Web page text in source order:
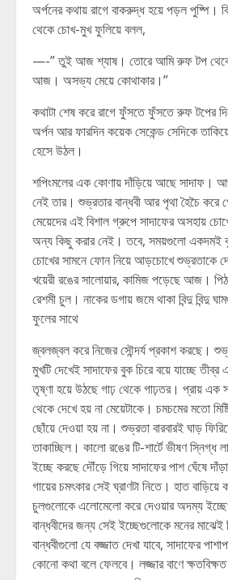
অর্পনের কথায় রাগে বাকরুদ্ধ হয়ে পড়ল পুষ্পি।
থেকে চোখ-মুখ ফুলিয়ে বলল,
—-” তুই আজ শ্যাষ। তোরে আমি রুফ টপ থেকে
আজ। অসভ্য মেয়ে কোথাকার।”
কথাটা শেষ করে রাগে ফুঁসতে ফুঁসতে রুফ টপের
অর্পন আর ফারদিন কয়েক সেকেন্ড সেদিকে
হেসে উঠল।
শপিংমলের এক কোণায় দাঁড়িয়ে আছে
নেই তার। শুভ্রতার বান্ধবী আর পৃথা হৈচৈ করে
মেয়েদের এই বিশাল গ্রুপে সাদাফের অসহায়
অন্য কিছু করার নেই। তবে, সময়গুলো একদমই
চোখের সামনে ফোন নিয়ে আড়চোখে শুভ্রতাকে
খয়েরী রঙের সালোয়ার, কামিজ পড়েছে আজ।
রেশমী চুল। নাকের ডগায় জমে থাকা বিন্দু বিন্দু
ফুলের সাথে
জ্বলজ্বল করে নিজের সৌন্দর্য প্রকাশ করছে।
মুখটি দেখেই সাদাফের বুক চিরে বয়ে যাচ্ছে
তৃষ্ণা হয়ে উঠছে গাঢ় থেকে গাঢ়তর। প্রায় এক
থেকে দেখে হয় না মেয়েটাকে। চমচমের মতো
ছোঁয়ে দেওয়া হয় না। শুভ্রতা বারবারই ঘাড়
তাকাচ্ছিল। কালো রঙের টি-শার্টে ভীষণ স্নিগ্ধ
ইচ্ছে করছে দৌঁড়ে গিয়ে সাদাফের পাশ ঘেঁষে
গায়ের চমৎকার সেই ঘ্রাণটা নিতে। হাত বাড়িয়ে
চুলগুলোকে এলোমেলো করে দেওয়ার অদম্য
বান্ধবীদের জন্য সেই ইচ্ছেগুলোকে মনের মাঝেই
বান্ধবীগুলো যে বজ্জাত দেখা যাবে, সাদাফের
কোনো কথা বলে ফেলবে। লজ্জার বাণে